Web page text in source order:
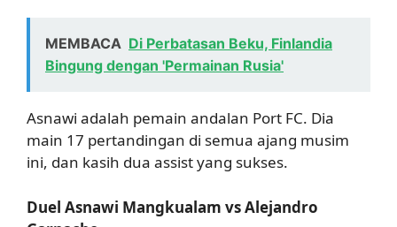
MEMBACA Di Perbatasan Beku, Finlandia
Bingung dengan 'Permainan Rusia'
Asnawi adalah pemain andalan Port FC. Dia
main 17 pertandingan di semua ajang musim
ini, dan kasih dua assist yang sukses.
Duel Asnawi Mangkualam vs Alejandro